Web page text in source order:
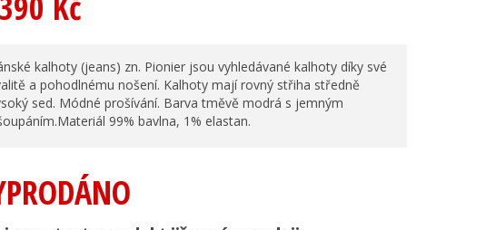
kalhoty (jeans) zn. Pionier jsou vyhledávané kalhoty díky své
a pohodlnému nošení. Kalhoty mají rovný střiha středně
sed. Módné prošívání. Barva tměvě modrá s jemným
99% bavlna, 1% elastan.